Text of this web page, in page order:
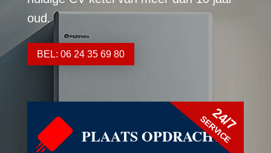
oud.
BEL: 06 24 35 69 80
PLAATS OPDRACHT
24/7
SERVICE